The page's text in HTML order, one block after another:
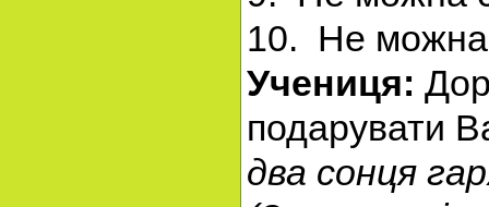
10. Не можна
Учениця:
подарувати
два сонця